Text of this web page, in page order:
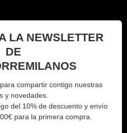
LA NEWSLETTER
DE
compartir contigo nuestras
y novedades.
del 10% de descuento y envío
para la primera compra.